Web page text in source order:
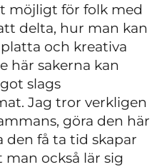
möjligt för folk med
delta, hur man kan
och kreativa
här sakerna kan
slags
Jag tror verkligen
göra den här
den få ta tid skapar
också lär sig